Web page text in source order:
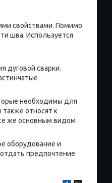
свойствами. Помимо
шва. Используется
дуговой сварки.
необходимы для
относят к
же основным видом
оборудование и
предпочтение